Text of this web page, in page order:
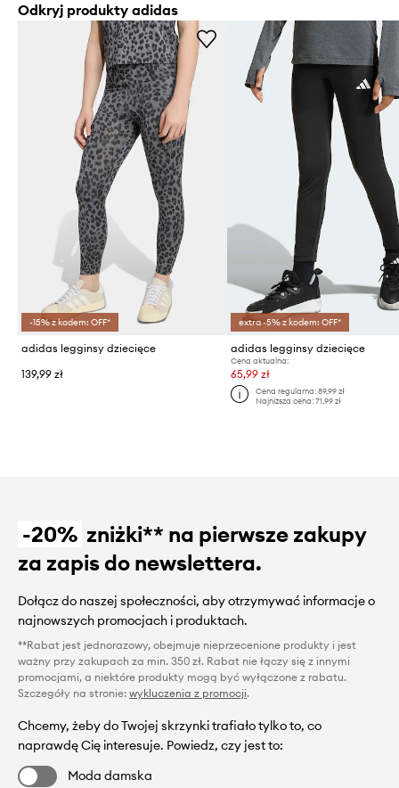
Odkryj produkty adidas
-15% z kodem: OFF*
adidas legginsy dziecięce
139,99 zł
extra -5% z kodem: OFF*
adidas legginsy dziecięce
Cena aktualna:
65,99 zł
Cena regularna: 89,99 zł
Najniższa cena: 71,99 zł
-20% zniżki** na pierwsze zakupy
za zapis do newslettera.
Dołącz do naszej społeczności, aby otrzymywać informacje o
najnowszych promocjach i produktach.
**Rabat jest jednorazowy, obejmuje nieprzecenione produkty i jest
ważny przy zakupach za min. 350 zł. Rabat nie łączy się z innymi
promocjami, a niektóre produkty mogą być wyłączone z rabatu.
Szczegóły na stronie: wykluczenia z promocji.
Chcemy, żeby do Twojej skrzynki trafiało tylko to, co
naprawdę Cię interesuje. Powiedz, czy jest to:
Moda damska